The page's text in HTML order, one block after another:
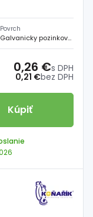
Povrch
Galvanicky pozinkovaný
0,21 €bez DPH
0,26 €s DPH
Kúpiť